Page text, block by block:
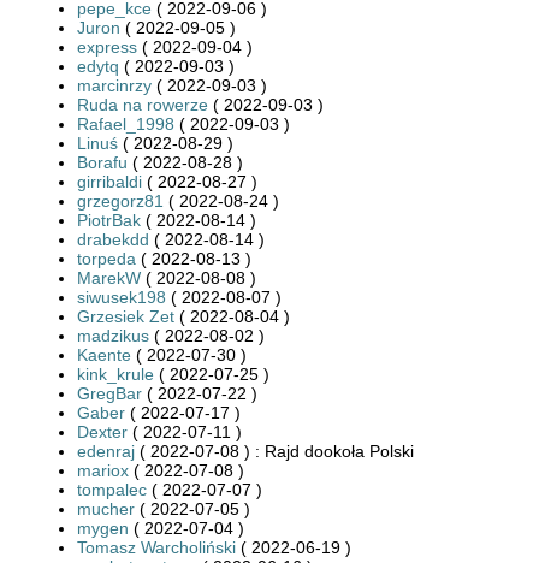
pepe_kce ( 2022-09-06 )
Juron ( 2022-09-05 )
express ( 2022-09-04 )
edytq ( 2022-09-03 )
marcinrzy ( 2022-09-03 )
Ruda na rowerze ( 2022-09-03 )
Rafael_1998 ( 2022-09-03 )
Linuś ( 2022-08-29 )
Borafu ( 2022-08-28 )
girribaldi ( 2022-08-27 )
grzegorz81 ( 2022-08-24 )
PiotrBak ( 2022-08-14 )
drabekdd ( 2022-08-14 )
torpeda ( 2022-08-13 )
MarekW ( 2022-08-08 )
siwusek198 ( 2022-08-07 )
Grzesiek Zet ( 2022-08-04 )
madzikus ( 2022-08-02 )
Kaente ( 2022-07-30 )
kink_krule ( 2022-07-25 )
GregBar ( 2022-07-22 )
Gaber ( 2022-07-17 )
Dexter ( 2022-07-11 )
edenraj ( 2022-07-08 ) : Rajd dookoła Polski
mariox ( 2022-07-08 )
tompalec ( 2022-07-07 )
mucher ( 2022-07-05 )
mygen ( 2022-07-04 )
Tomasz Warcholiński ( 2022-06-19 )